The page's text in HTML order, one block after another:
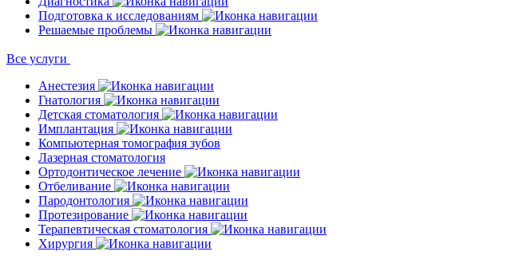
Подготовка к исследованиям
Решаемые проблемы
Все услуги
Анестезия
Гнатология
Детская стоматология
Имплантация
Компьютерная томография зубов
Лазерная стоматология
Ортодонтическое лечение
Отбеливание
Пародонтология
Протезирование
Терапевтическая стоматология
Хирургия